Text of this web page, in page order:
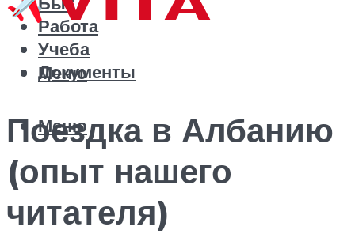
Работа
Учеба
Документы
Меню
Меню
Поездка в Албанию
(опыт нашего
читателя)